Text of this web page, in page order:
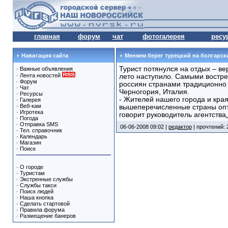
главная форум чат фотогалерея
Навигация сайта
· Важные объявления
· Лента новостей
· Форум
· Чат
· Ресурсы
· Галерея
· Веб-кам
· Игротека
· Погода
· Отправка SMS
· Тел. справочник
· Календарь
· Магазин
· Поиск
· О городе
· Туристам
· Экстренные службы
· Службы такси
· Поиск людей
· Наша кнопка
· Сделать стартовой
· Правила форума
· Размещение банеров
Меняем берег турецкий на
Турист потянулся на отдых –
лето наступило. Самыми
россиян странами
Черногория, Италия.
- Жителей нашего города и
вышеперечисленные страны
говорит руководитель агентства
06-06-2008 09:02 | редактор| прочтений: